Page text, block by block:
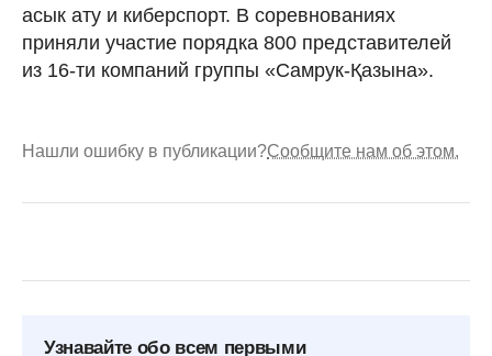
асык ату и киберспорт. В соревнованиях
приняли участие порядка 800 представителей
из 16-ти компаний группы «Самрук-Қазына».
Нашли ошибку в публикации?Сообщите нам об этом.
Узнавайте обо всем первыми